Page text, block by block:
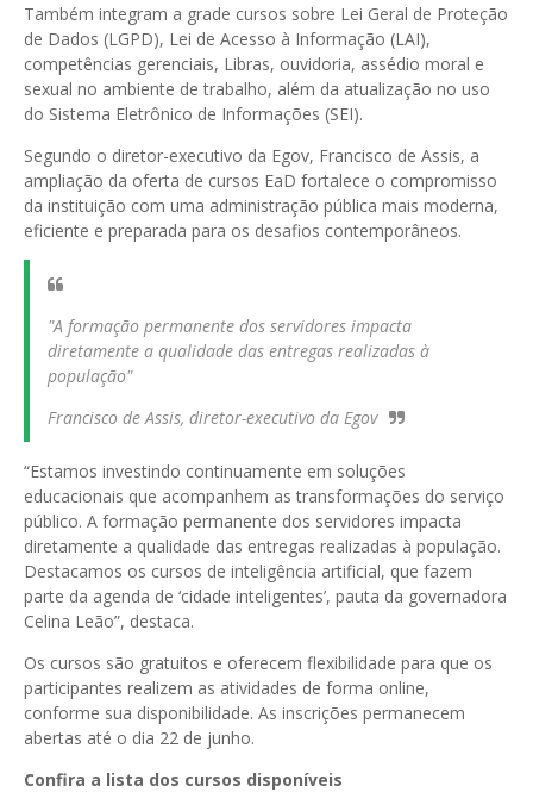
Também integram a grade cursos sobre Lei Geral de Proteção
de Dados (LGPD), Lei de Acesso à Informação (LAI),
competências gerenciais, Libras, ouvidoria, assédio moral e
sexual no ambiente de trabalho, além da atualização no uso
do Sistema Eletrônico de Informações (SEI).
Segundo o diretor-executivo da Egov, Francisco de Assis, a
ampliação da oferta de cursos EaD fortalece o compromisso
da instituição com uma administração pública mais moderna,
eficiente e preparada para os desafios contemporâneos.
"A formação permanente dos servidores impacta
diretamente a qualidade das entregas realizadas à
população"
Francisco de Assis, diretor-executivo da Egov
“Estamos investindo continuamente em soluções
educacionais que acompanhem as transformações do serviço
público. A formação permanente dos servidores impacta
diretamente a qualidade das entregas realizadas à população.
Destacamos os cursos de inteligência artificial, que fazem
parte da agenda de ‘cidade inteligentes’, pauta da governadora
Celina Leão”, destaca.
Os cursos são gratuitos e oferecem flexibilidade para que os
participantes realizem as atividades de forma online,
conforme sua disponibilidade. As inscrições permanecem
abertas até o dia 22 de junho.
Confira a lista dos cursos disponíveis